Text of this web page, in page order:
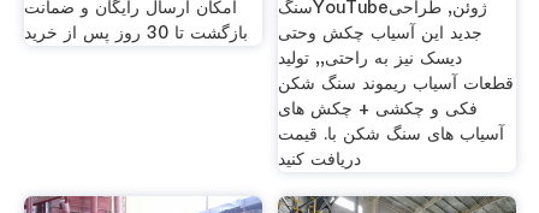
امکان ارسال رایگان و ضمانت
بازگشت تا 30 روز پس از خرید
سنگYouTubeژوئن, طراحی
جدید این آسیاب چکش وحتی
دیسک نیز به راحتی,, تولید
قطعات آسیاب ریموند سنگ شکن
فکی و چکشی + چکش های
آسیاب های سنگ شکن با. قیمت
دریافت کنید